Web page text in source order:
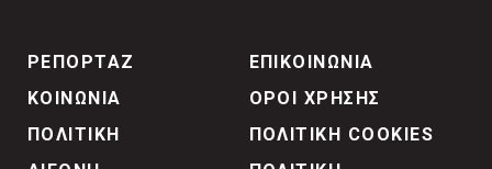
ΡΕΠΟΡΤΑΖ
ΚΟΙΝΩΝΙΑ
ΠΟΛΙΤΙΚΗ
ΕΠΙΚΟΙΝΩΝΙΑ
ΟΡΟΙ ΧΡΗΣΗΣ
ΠΟΛΙΤΙΚΗ COOKIES